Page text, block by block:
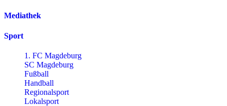
Mediathek
Sport
1. FC Magdeburg
SC Magdeburg
Fußball
Handball
Regionalsport
Lokalsport